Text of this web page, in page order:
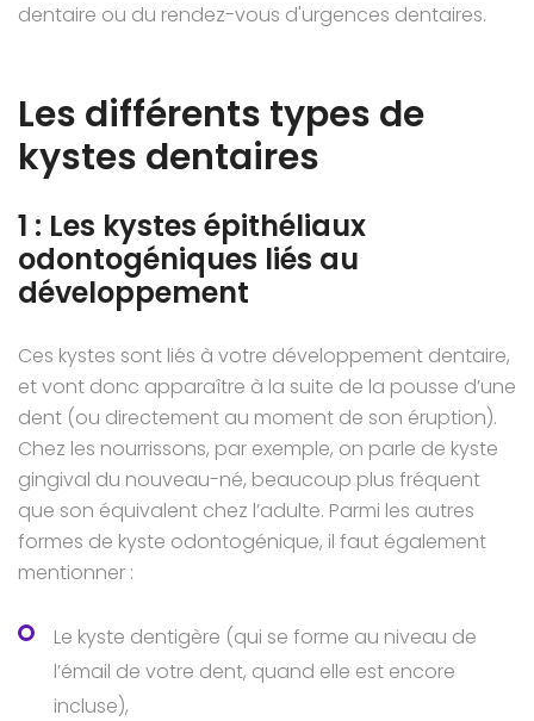
dentaire ou du rendez-vous d'urgences dentaires.
Les différents types de
kystes dentaires
1 : Les kystes épithéliaux
odontogéniques liés au
développement
Ces kystes sont liés à votre développement dentaire,
et vont donc apparaître à la suite de la pousse d’une
dent (ou directement au moment de son éruption).
Chez les nourrissons, par exemple, on parle de kyste
gingival du nouveau-né, beaucoup plus fréquent
que son équivalent chez l’adulte. Parmi les autres
formes de kyste odontogénique, il faut également
mentionner :
Le kyste dentigère (qui se forme au niveau de
l’émail de votre dent, quand elle est encore
incluse),